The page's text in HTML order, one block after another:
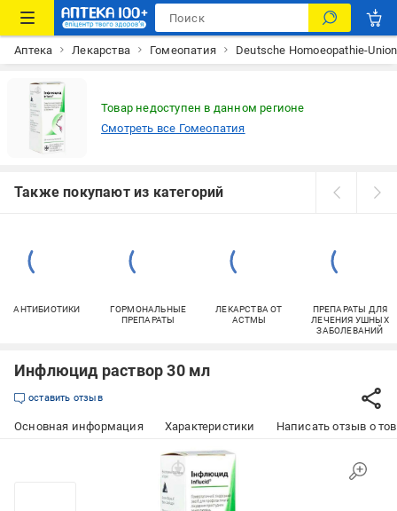
Аптека Лекарства Гомеопатия Deutsche Homoeopathie-Union
Товар недоступен в данном регионе
Смотреть все Гомеопатия
Также покупают из категорий
АНТИБИОТИКИ
ГОРМОНАЛЬНЫЕ
ПРЕПАРАТЫ
ЛЕКАРСТВА ОТ
АСТМЫ
ПРЕПАРАТЫ ДЛЯ
ЛЕЧЕНИЯ УШНЫХ
ЗАБОЛЕВАНИЙ
Инфлюцид раствор 30 мл
оставить отзыв
Основная информация Характеристики Написать отзыв о